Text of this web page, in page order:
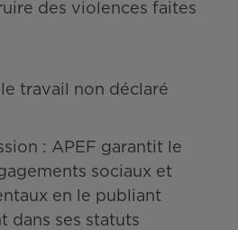
des violences faites
travail non déclaré
: APEF garantit le
sociaux et
en le publiant
dans ses statuts